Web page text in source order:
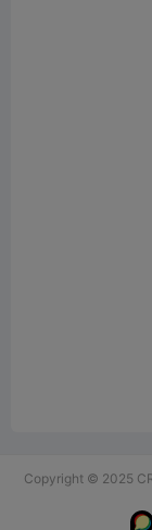
Copyright © 2025